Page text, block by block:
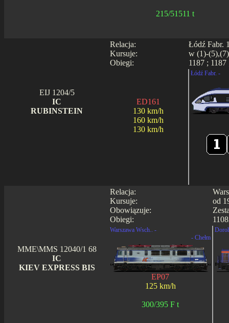
215/51511 t
Relacja:
Kursuje:
Obiegi:
Łódź Fabr.
w (1)-
1187 ; 1187
EIJ 1204/5
IC
RUBINSTEIN
ED161
130 km/h
160 km/h
130 km/h
Łódź Fabr. -
Relacja:
Kursuje:
Obowiązuje:
Obiegi:
od
MME\MMS 12040/1 68
IC
KIEV EXPRESS BIS
Warszawa Wsch.. -
- Chełm
EP07
125 km/h
300/395 F t